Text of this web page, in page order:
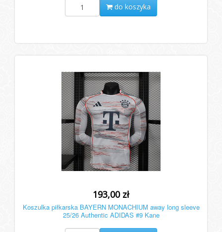
do koszyka
193,00 zł
Koszulka piłkarska BAYERN MONACHIUM away long sleeve
25/26 Authentic ADIDAS #9 Kane